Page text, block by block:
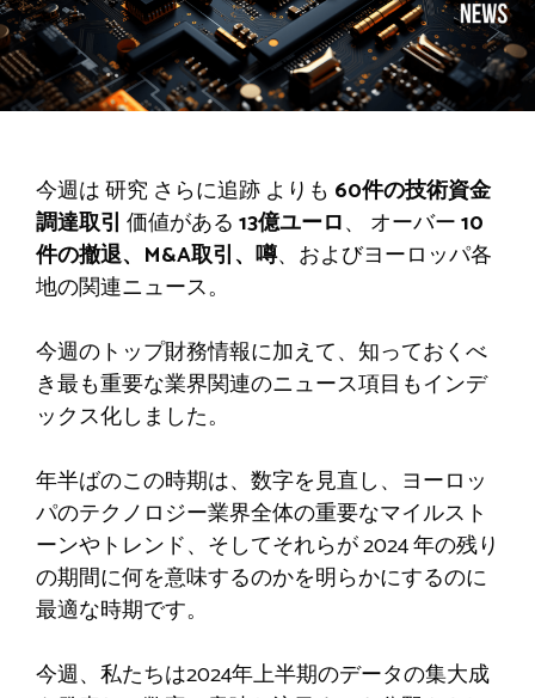
今週は研究 さらに追跡 よりも 60件の技術資金
調達取引 価値がある 13億ユーロ、 オーバー10
件の撤退、M&A取引、噂、およびヨーロッパ各
地の関連ニュース。
今週のトップ財務情報に加えて、知っておくべ
き最も重要な業界関連のニュース項目もインデ
ックス化しました。
年半ばのこの時期は、数字を見直し、ヨーロッ
パのテクノロジー業界全体の重要なマイルスト
ーンやトレンド、そしてそれらが 2024 年の残り
の期間に何を意味するのかを明らかにするのに
最適な時期です。
今週、私たちは2024年上半期のデータの集大成